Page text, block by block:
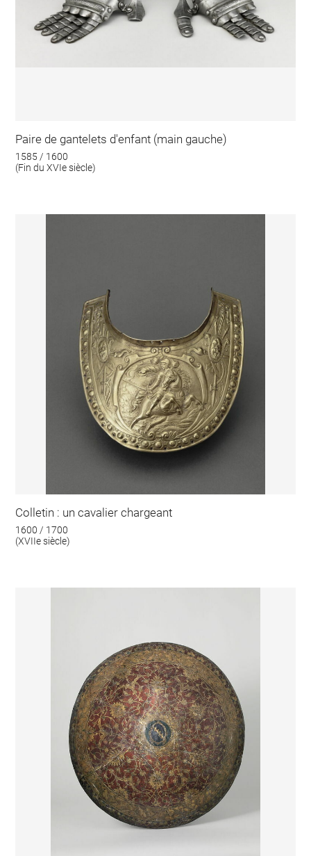
Paire de gantelets d'enfant (main gauche)
1585 / 1600
(Fin du XVIe siècle)
Colletin : un cavalier chargeant
1600 / 1700
(XVIIe siècle)